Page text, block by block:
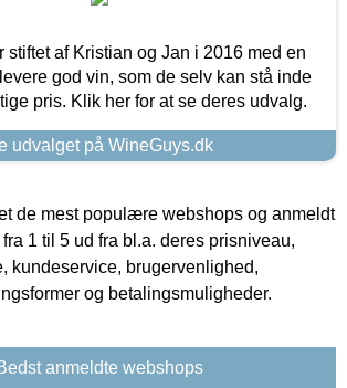
stiftet af Kristian og Jan i 2016 med en
god vin, som de selv kan stå inde
pris. Klik her for at se deres udvalg.
udvalget på WineGuys.dk
de mest populære webshops og anmeldt
1 til 5 ud fra bl.a. deres prisniveau,
kundeservice, brugervenlighed,
og betalingsmuligheder.
anmeldte webshops